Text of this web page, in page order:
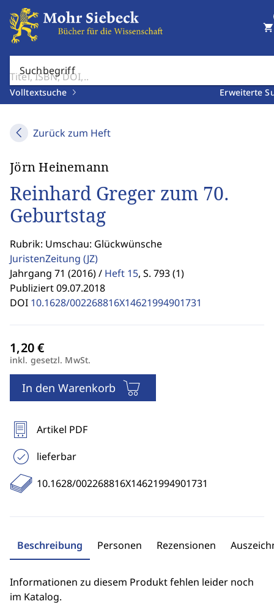
Suchbegriff
Volltextsuche Erweiterte
shopping_cart
Zurück zum Heft
Jörn Heinemann
Reinhard Greger zum 70.
Geburtstag
Rubrik: Umschau: Glückwünsche
JuristenZeitung (JZ)
Jahrgang 71 (2016) / Heft 15, S. 793 (1)
Publiziert 09.07.2018
DOI 10.1628/002268816X14621994901731
inkl. gesetzl. MwSt.
In den Warenkorb
Artikel PDF
lieferbar
10.1628/002268816X14621994901731
Beschreibung Personen Rezensionen
Informationen zu diesem Produkt fehlen leider noch
im Katalog.